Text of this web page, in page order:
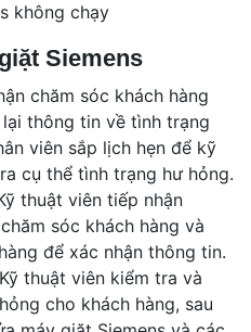
không chạy
Siemens
chăm sóc khách hàng
thông tin về tình trạng
viên sắp lịch hẹn để kỹ
cụ thể tình trạng hư hỏng.
thuật viên tiếp nhận
sóc khách hàng và
để xác nhận thông tin.
Kỹ thuật viên kiểm tra và
cho khách hàng, sau